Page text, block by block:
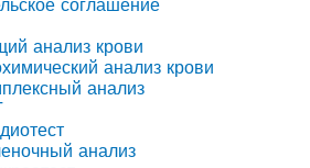
соглашение
анализ крови
анализ крови
анализ
анализ